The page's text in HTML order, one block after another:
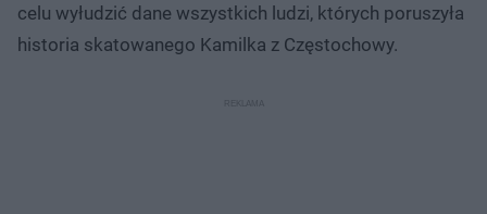
celu wyłudzić dane wszystkich ludzi, których poruszyła
historia skatowanego Kamilka z Częstochowy.